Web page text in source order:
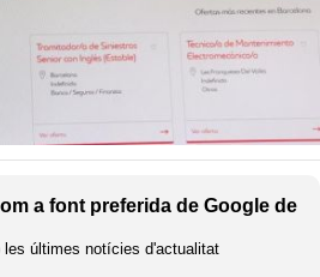
a font preferida de Google de
les últimes notícies d'actualitat